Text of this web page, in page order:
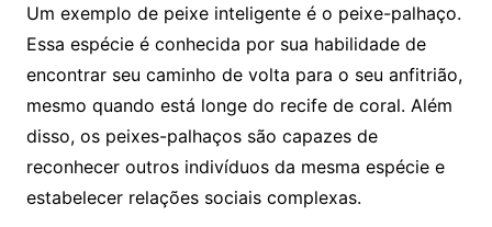
Um exemplo de peixe inteligente é o peixe-palhaço.
Essa espécie é conhecida por sua habilidade de
encontrar seu caminho de volta para o seu anfitrião,
mesmo quando está longe do recife de coral. Além
disso, os peixes-palhaços são capazes de
reconhecer outros indivíduos da mesma espécie e
estabelecer relações sociais complexas.